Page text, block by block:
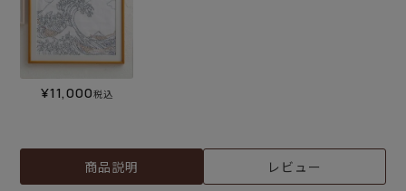
¥11,000税込
商品説明 レビュー